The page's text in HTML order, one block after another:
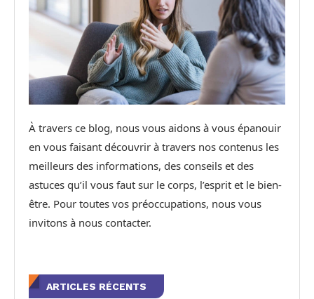
À travers ce blog, nous vous aidons à vous épanouir
en vous faisant découvrir à travers nos contenus les
meilleurs des informations, des conseils et des
astuces qu’il vous faut sur le corps, l’esprit et le bien-
être. Pour toutes vos préoccupations, nous vous
invitons à nous contacter.
ARTICLES RÉCENTS